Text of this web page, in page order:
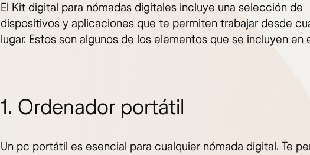
El Kit digital para nómadas digitales incluye una selección de
dispositivos y aplicaciones que te permiten trabajar desde
lugar. Estos son algunos de los elementos que se incluyen en
1. Ordenador portátil
Un pc portátil es esencial para cualquier nómada digital. Te